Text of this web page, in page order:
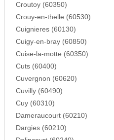
Croutoy (60350)
Crouy-en-thelle (60530)
Cuignieres (60130)
Cuigy-en-bray (60850)
Cuise-la-motte (60350)
Cuts (60400)
Cuvergnon (60620)
Cuvilly (60490)
Cuy (60310)
Dameraucourt (60210)
Dargies (60210)